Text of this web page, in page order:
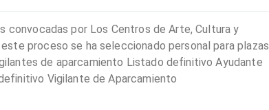
convocadas por Los Centros de Arte, Cultura y
proceso se ha seleccionado personal para plazas
de aparcamiento Listado definitivo Ayudante
Vigilante de Aparcamiento